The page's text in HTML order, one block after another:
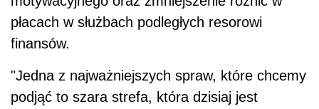
płacach w służbach podległych resorowi
finansów.
"Jedna z najważniejszych spraw, które chcemy
podjąć to szara strefa, która dzisiaj jest